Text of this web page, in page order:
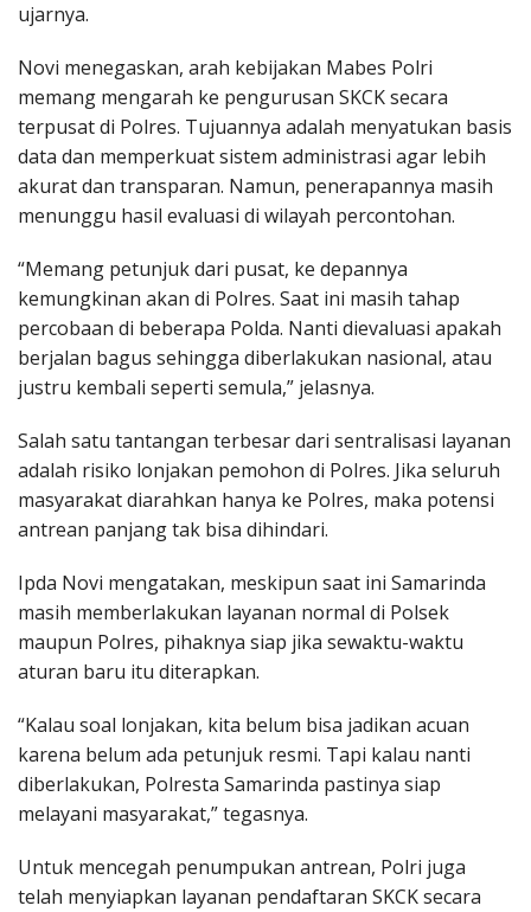
ujarnya.
Novi menegaskan, arah kebijakan Mabes Polri
memang mengarah ke pengurusan SKCK secara
terpusat di Polres. Tujuannya adalah menyatukan basis
data dan memperkuat sistem administrasi agar lebih
akurat dan transparan. Namun, penerapannya masih
menunggu hasil evaluasi di wilayah percontohan.
“Memang petunjuk dari pusat, ke depannya
kemungkinan akan di Polres. Saat ini masih tahap
percobaan di beberapa Polda. Nanti dievaluasi apakah
berjalan bagus sehingga diberlakukan nasional, atau
justru kembali seperti semula,” jelasnya.
Salah satu tantangan terbesar dari sentralisasi layanan
adalah risiko lonjakan pemohon di Polres. Jika seluruh
masyarakat diarahkan hanya ke Polres, maka potensi
antrean panjang tak bisa dihindari.
Ipda Novi mengatakan, meskipun saat ini Samarinda
masih memberlakukan layanan normal di Polsek
maupun Polres, pihaknya siap jika sewaktu-waktu
aturan baru itu diterapkan.
“Kalau soal lonjakan, kita belum bisa jadikan acuan
karena belum ada petunjuk resmi. Tapi kalau nanti
diberlakukan, Polresta Samarinda pastinya siap
melayani masyarakat,” tegasnya.
Untuk mencegah penumpukan antrean, Polri juga
telah menyiapkan layanan pendaftaran SKCK secara